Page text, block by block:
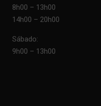
8h00 – 13h00
14h00 – 20h00
Sábado:
9h00 – 13h00